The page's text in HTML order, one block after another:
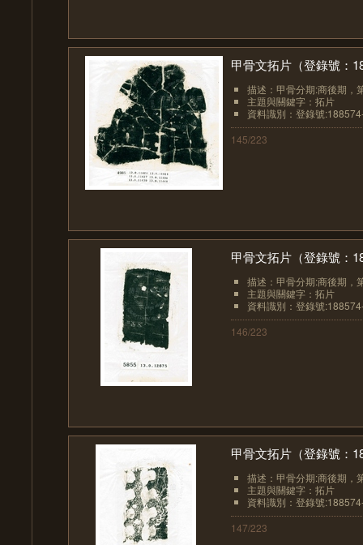
甲骨文拓片（登錄號：
描述：甲骨分期:商後期，
主題與關鍵字：拓片
資料識別：登錄號
145/223
甲骨文拓片（登錄號：
描述：甲骨分期:商後期，
主題與關鍵字：拓片
資料識別：登錄號
146/223
甲骨文拓片（登錄號：
描述：甲骨分期:商後期，
主題與關鍵字：拓片
資料識別：登錄號
147/223